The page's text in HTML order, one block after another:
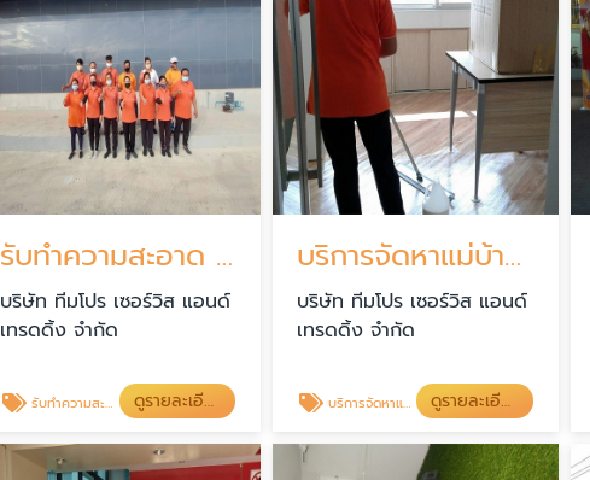
รับทำความสะอาด โคราช
บริษัท ทีมโปร เซอร์วิส แอนด์
เทรดดิ้ง จำกัด
รับทำความสะอาด โคราช ดูรายละเอียด
บริการจัดหาแม่บ้านโคราช
บริษัท ทีมโปร เซอร์วิส แอนด์
เทรดดิ้ง จำกัด
บริการจัดหาแม่บ้านโคราช ดูรายละเอียด